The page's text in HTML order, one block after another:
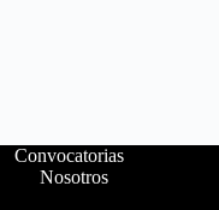
Convocatorias
Nosotros